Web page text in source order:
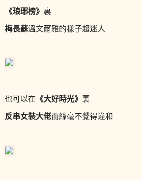
《琅琊榜》 裏
梅長蘇溫文爾雅的樣子超迷人
也可以在 《大好時光》 裏
反串女裝大佬而絲毫不覺得違和